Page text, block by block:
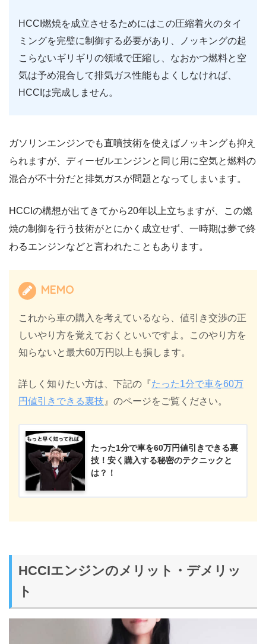
HCCI燃焼を成立させるためにはこの圧縮着火のタイ
ミングを完璧に制御する必要があり、ノッキングの起
こらないギリギリの領域で圧縮し、なおかつ燃料と空
気は予め混合して排気ガス性能もよくしなければ、
HCCIは完成しません。
ガソリンエンジンでも直噴技術を使えばノッキングも抑え
られますが、ディーゼルエンジンと同じ用に空気と燃料の
混合が不十分だと排気ガスが問題となってしまいます。
HCCIの構想が出てきてから20年以上立ちますが、この燃
焼の制御を行う技術がとにかく成立せず、一時期は夢で終
わるエンジンなどと言われたこともあります。
MEMO
これから車の購入を考えているなら、値引き交渉の正
しいやり方を覚えておくといいですよ。このやり方を
知らないと最大60万円以上も損します。
詳しく知りたい方は、下記の『たった1分で車を60万
円値引きできる裏技 』のページをご覧ください。
たった1分で車を60万円値引きできる裏
技！安く購入する秘密のテクニックと
は？！
HCCIエンジンのメリット・デメリッ
ト